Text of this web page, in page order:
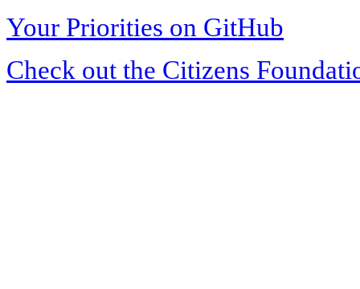
Your Priorities on GitHub
Check out the Citizens